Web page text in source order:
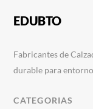
EDUBTO
Fabricantes de
durable para
CATEGORIAS